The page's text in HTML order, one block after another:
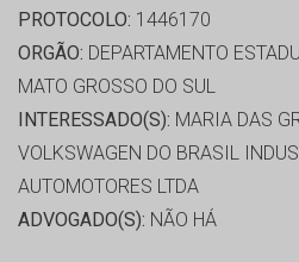
PROTOCOLO: 1446170
ORGÃO: DEPARTAMENTO
MATO GROSSO DO SUL
INTERESSADO(S): MARIA DAS
VOLKSWAGEN DO BRASIL
AUTOMOTORES LTDA
ADVOGADO(S): NÃO HÁ